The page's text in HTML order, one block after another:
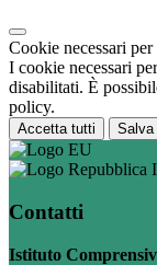
Cookie necessari
I cookie necessari
disabilitati. È
policy.
Accetta tutti Salva
Contatti
Istituto